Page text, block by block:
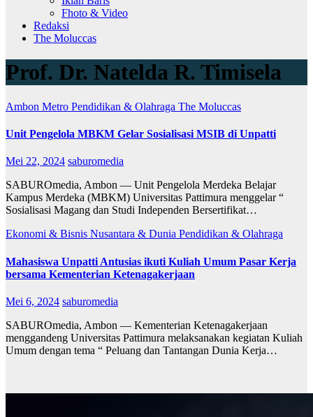
Fhoto & Video
Redaksi
The Moluccas
Prof. Dr. Natelda R. Timisela
Ambon Metro Pendidikan & Olahraga The Moluccas
Unit Pengelola MBKM Gelar Sosialisasi MSIB di Unpatti
Mei 22, 2024 saburomedia
SABUROmedia, Ambon — Unit Pengelola Merdeka Belajar
Kampus Merdeka (MBKM) Universitas Pattimura menggelar “
Sosialisasi Magang dan Studi Independen Bersertifikat…
Ekonomi & Bisnis Nusantara & Dunia Pendidikan & Olahraga
Mahasiswa Unpatti Antusias ikuti Kuliah Umum Pasar Kerja
bersama Kementerian Ketenagakerjaan
Mei 6, 2024 saburomedia
SABUROmedia, Ambon — Kementerian Ketenagakerjaan
menggandeng Universitas Pattimura melaksanakan kegiatan Kuliah
Umum dengan tema “ Peluang dan Tantangan Dunia Kerja…